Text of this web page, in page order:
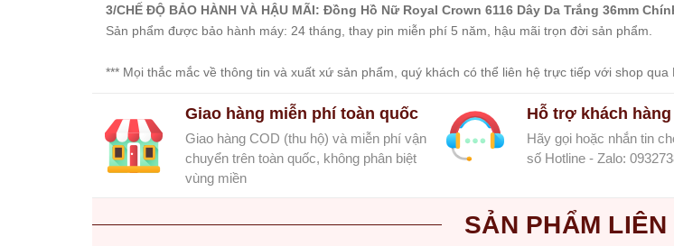
Sản
Phẩm
Hồ
Và
Vòng
Tay
3/CHẾ ĐỘ BẢO HÀNH VÀ HẬU MÃI: Đồng Hồ Nữ Royal Crown 6116 Dây Da Trắng 36mm
Sản phẩm được bảo hành máy: 24 tháng, thay pin miễn phí 5 năm, hậu mãi trọn đời sản phẩm.
*** Mọi thắc mắc về thông tin và xuất xứ sản phẩm, quý khách có thể liên hệ trực tiếp với shop qua
Giao hàng miễn phí toàn quốc
Giao hàng COD (thu hộ) và miễn phí vận
chuyển trên toàn quốc, không phân biệt
vùng miền
Hỗ trợ khách hàng
Hãy gọi hoặc nhắn tin
số Hotline - Zalo:
SẢN PHẨM LIÊN